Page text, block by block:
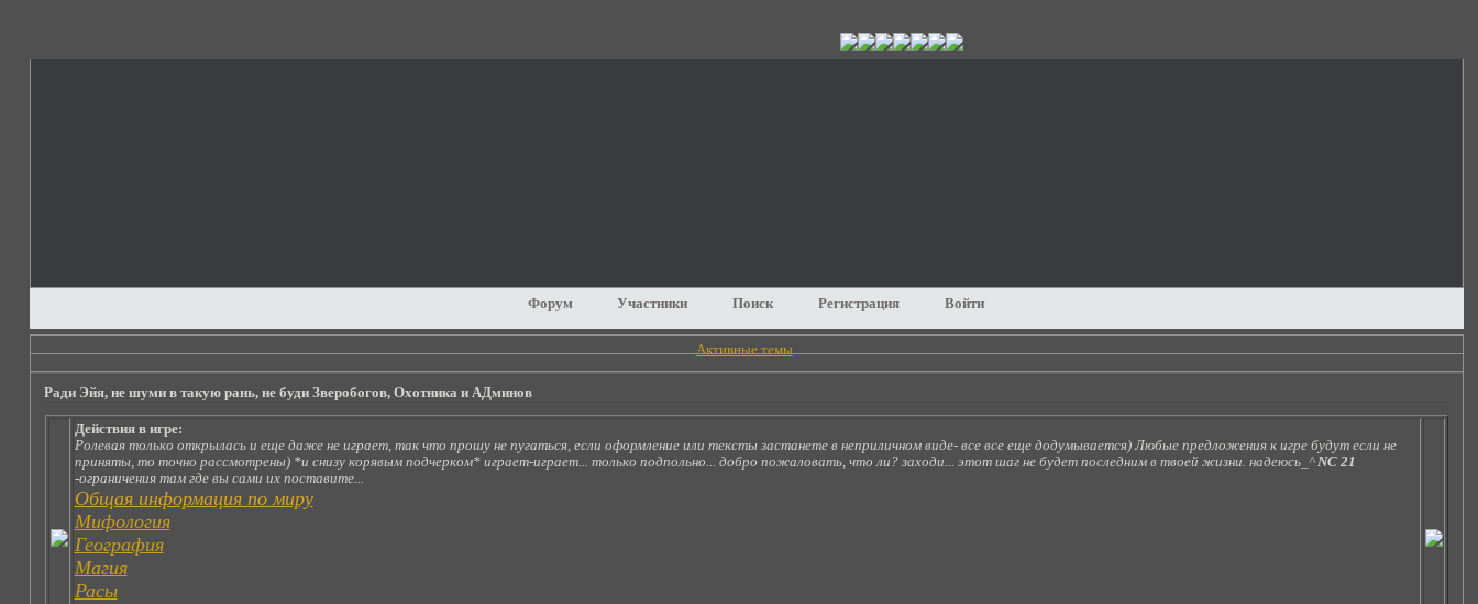
Форум Участники Поиск Регистрация Войти
Активные темы
Ради Эйя, не шуми в такую рань, не буди Зверобогов, Охотника и АДминов
Действия в игре:
Ролевая только открылась и еще даже не играет, так что прошу не пугаться, если оформление или тексты застанете в неприличном виде- все все еще додумывается) Любые предложения к игре будут если не
приняты, то точно рассмотрены) *и снизу корявым подчерком* играет-играет... только подпольно... добро пожаловать, что ли? заходи... этот шаг не будет последним в твоей жизни. надеюсь_^NC 21
-ограничения там где вы сами их поставите...
Общая информация по миру
Мифология
География
Магия
Расы